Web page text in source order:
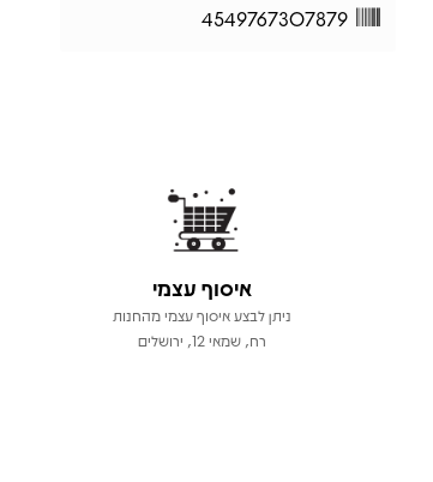
4549767307879
איסוף עצמי
ניתן לבצע איסוף עצמי מהחנות
רח, שמאי 12, ירושלים